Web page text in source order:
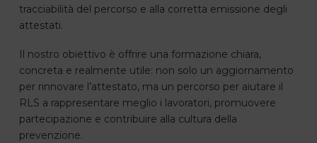
tracciabilità del percorso e alla corretta emissione degli
attestati.
Il nostro obiettivo è offrire una formazione chiara,
concreta e realmente utile: non solo un aggiornamento
per rinnovare l’attestato, ma un percorso per aiutare il
RLS a rappresentare meglio i lavoratori, promuovere
partecipazione e contribuire alla cultura della
prevenzione.